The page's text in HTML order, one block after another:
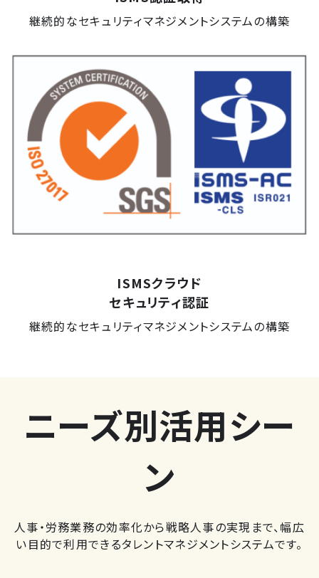
継続的なセキュリティマネジメントシステムの構築
ISMSクラウド
セキュリティ認証
継続的なセキュリティマネジメントシステムの構築
ニーズ別活用シー
ン
人事・労務業務の効率化から戦略人事の実現まで、幅広
い目的で利用できるタレントマネジメントシステムです。